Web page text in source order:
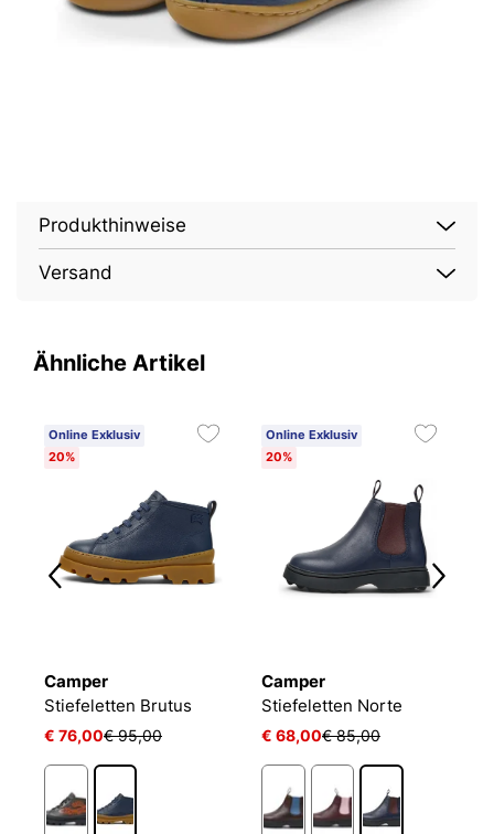
Produkthinweise
Versand
Ähnliche Artikel
Online Exklusiv
20%
Camper
Stiefeletten Brutus
€ 76,00€ 95,00
Online Exklusiv
20%
Camper
Stiefeletten Norte
€ 68,00€ 85,00